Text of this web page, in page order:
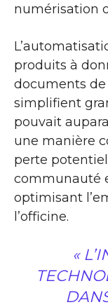
numérisation
produits à
documents
simplifient
pouvait
une manière
perte
communauté
optimisant
l’officine.
«